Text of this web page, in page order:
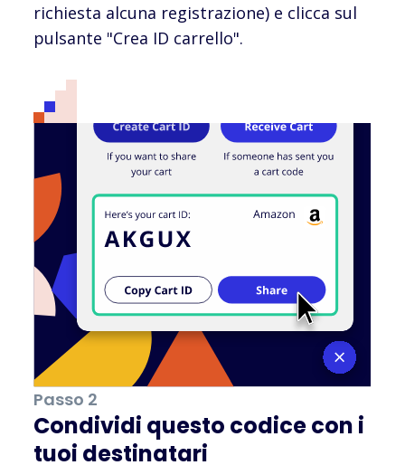
richiesta alcuna registrazione) e clicca sul
pulsante "Crea ID carrello".
Passo 2
Condividi questo codice con i
tuoi destinatari